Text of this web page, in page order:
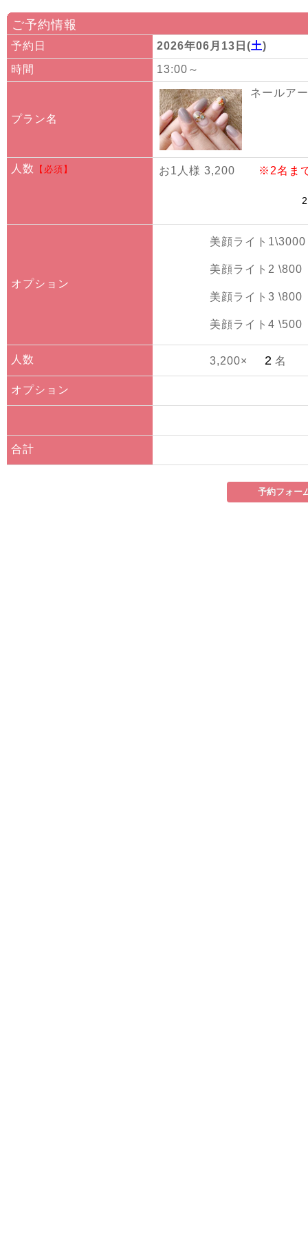
ご予約情報
予約日 2026年06月13日(土)
時間
13:00～
プラン名
ネールア
人数 【必須】 お1人様 3,200 ※2名ま
オプション
美顔ライト1\3000
美顔ライト2 \800
美顔ライト3 \800
美顔ライト4 \500
人数 3,200× 名
オプション
合計